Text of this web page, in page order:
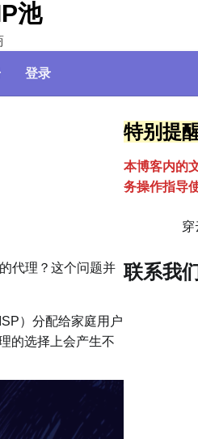
池
登录
代理？这个问题并
）分配给家庭用户
的选择上会产生不
特别提
本博客内的
务操作指导
穿
联系我们